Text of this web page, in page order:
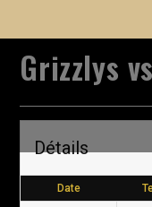
Grizzlys
Détails
Date